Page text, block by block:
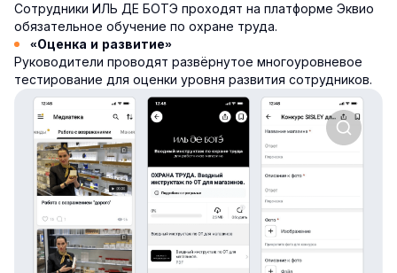
Сотрудники ИЛЬ ДЕ БОТЭ проходят на платформе Эквио
обязательное обучение по охране труда.
«Оценка и развитие»
Руководители проводят развёрнутое многоуровневое
тестирование для оценки уровня развития сотрудников.